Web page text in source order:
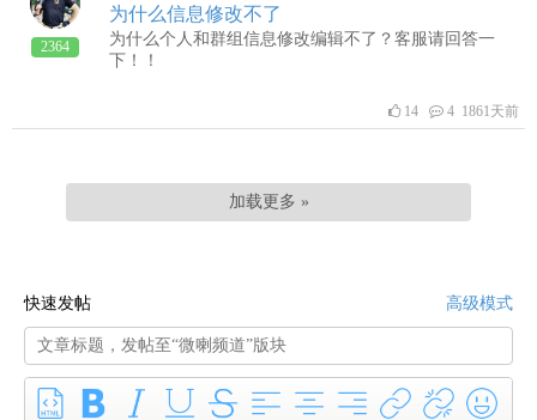
2364
为什么信息修改不了
为什么个人和群组信息修改编辑不了？客服请回答一
下！！
14 4 1861天前
加载更多 »
快速发帖 高级模式